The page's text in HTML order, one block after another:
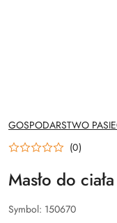
NAZWA
PRODUCENTA:
GOSPODARSTWO
(0)
Masło do
Symbol: 150670